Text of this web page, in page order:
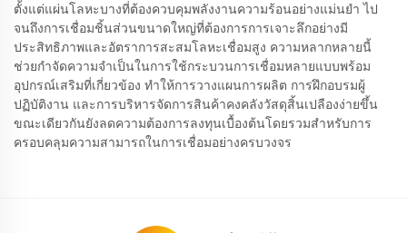
ตั้งแต่แผ่นโลหะบางที่ต้องควบคุมพลังงานความร้อนอย่างแม่นยำ ไป
จนถึงการเชื่อมชิ้นส่วนขนาดใหญ่ที่ต้องการการเจาะลึกอย่างมี
ประสิทธิภาพและอัตราการสะสมโลหะเชื่อมสูง ความหลากหลายนี้
ช่วยกำจัดความจำเป็นในการใช้กระบวนการเชื่อมหลายแบบพร้อม
อุปกรณ์เสริมที่เกี่ยวข้อง ทำให้การวางแผนการผลิต การฝึกอบรมผู้
ปฏิบัติงาน และการบริหารจัดการสินค้าคงคลังวัสดุสิ้นเปลืองง่ายขึ้น
ขณะเดียวกันยังลดความต้องการลงทุนเบื้องต้นโดยรวมสำหรับการ
ครอบคลุมความสามารถในการเชื่อมอย่างครบวงจร